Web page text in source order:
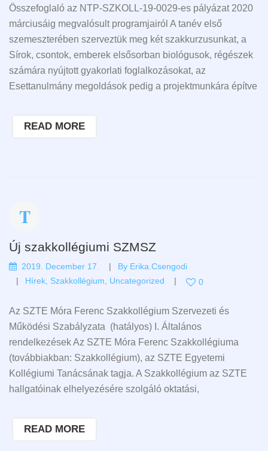
Összefoglaló az NTP-SZKOLL-19-0029-es pályázat 2020
márciusáig megvalósult programjairól A tanév első
szemeszterében szerveztük meg két szakkurzusunkat, a
Sírok, csontok, emberek elsősorban biológusok, régészek
számára nyújtott gyakorlati foglalkozásokat, az
Esettanulmány megoldások pedig a projektmunkára építve
READ MORE
Új szakkollégiumi SZMSZ
2019. December 17. By Erika.csengodi
Hírek, Szakkollégium, Uncategorized 0
Az SZTE Móra Ferenc Szakkollégium Szervezeti és
Működési Szabályzata (hatályos) I. Általános
rendelkezések Az SZTE Móra Ferenc Szakkollégiuma
(továbbiakban: Szakkollégium), az SZTE Egyetemi
Kollégiumi Tanácsának tagja. A Szakkollégium az SZTE
hallgatóinak elhelyezésére szolgáló oktatási,
READ MORE